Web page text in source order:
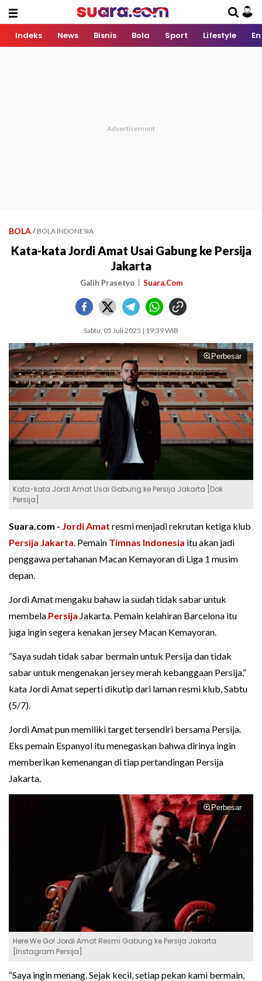
Indeks News Bisnis Bola Sport Lifestyle
BOLA / BOLA INDONESIA
Kata-kata Jordi Amat Usai Gabung ke Persija
Jakarta
Galih Prasetyo Suara.Com
Sabtu, 05 Juli 2025 | 19:39 WIB
Perbesar
Kata-kata Jordi Amat Usai Gabung ke Persija Jakarta [Dok
Persija]
Suara.com - Jordi Amat resmi menjadi rekrutan ketiga klub
Persija Jakarta. Pemain Timnas Indonesia itu akan jadi
penggawa pertahanan Macan Kemayoran di Liga 1 musim
depan.
Jordi Amat mengaku bahaw ia sudah tidak sabar untuk
membela Persija Jakarta. Pemain kelahiran Barcelona itu
juga ingin segera kenakan jersey Macan Kemayoran.
“Saya sudah tidak sabar bermain untuk Persija dan tidak
sabar untuk mengenakan jersey merah kebanggaan Persija,”
kata Jordi Amat seperti dikutip dari laman resmi klub, Sabtu
(5/7).
Jordi Amat pun memiliki target tersendiri bersama Persija.
Eks pemain Espanyol itu menegaskan bahwa dirinya ingin
memberikan kemenangan di tiap pertandingan Persija
Jakarta.
Perbesar
Here We Go! Jordi Amat Resmi Gabung ke Persija Jakarta
[Instagram Persija]
“Saya ingin menang. Sejak kecil, setiap pekan kami bermain,